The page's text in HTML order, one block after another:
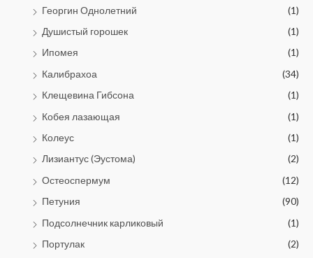
Георгин Однолетний
(1)
Душистый горошек
(1)
Ипомея
(1)
Калибрахоа
(34)
Клещевина Гибсона
(1)
Кобея лазающая
(1)
Колеус
(1)
Лизиантус (Эустома)
(2)
Остеоспермум
(12)
Петуния
(90)
Подсолнечник карликовый
(1)
Портулак
(2)